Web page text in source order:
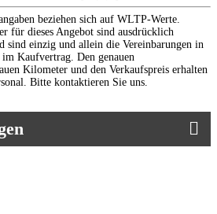
beziehen sich auf WLTP-Werte.
für dieses Angebot sind ausdrücklich
sind einzig und allein die Vereinbarungen in
Kaufvertrag. Den genauen
Kilometer und den Verkaufspreis erhalten
Bitte kontaktieren Sie uns.